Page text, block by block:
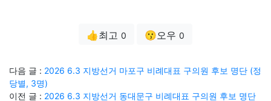
👍최고 0 😗오우 0
다음 글 : 2026 6.3 지방선거 마포구 비례대표 구의원 후보 명단 (정
당별, 3명)
이전 글 : 2026 6.3 지방선거 동대문구 비례대표 구의원 후보 명단